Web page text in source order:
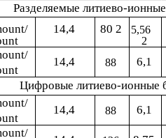
Разделяемые литиево-
14,4 80 2 5,56
2
14,4 88 6,1
Цифровые литиево-ионные
14,4 88 6,1